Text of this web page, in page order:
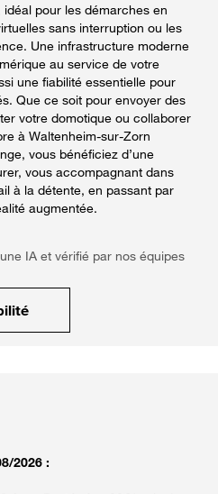
pour les démarches en
sans interruption ou les
Une infrastructure moderne
au service de votre
une fiabilité essentielle pour
Que ce soit pour envoyer des
votre domotique ou collaborer
à Waltenheim-sur-Zorn
vous bénéficiez d’une
vous accompagnant dans
à la détente, en passant par
augmentée.
IA et vérifié par nos équipes
2026 :